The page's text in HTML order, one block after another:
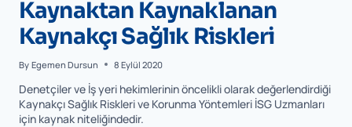
Kaynaktan Kaynaklanan
Kaynakçı Sağlık Riskleri
By Egemen Dursun 8 Eylül 2020
Denetçiler ve İş yeri hekimlerinin öncelikli olarak değerlendirdiği
Kaynakçı Sağlık Riskleri ve Korunma Yöntemleri İSG Uzmanları
için kaynak niteliğindedir.